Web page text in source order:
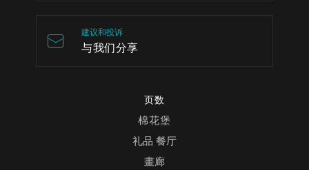
建议和投诉
与我们分享
页数
棉花堡
礼品 餐厅
畫廊